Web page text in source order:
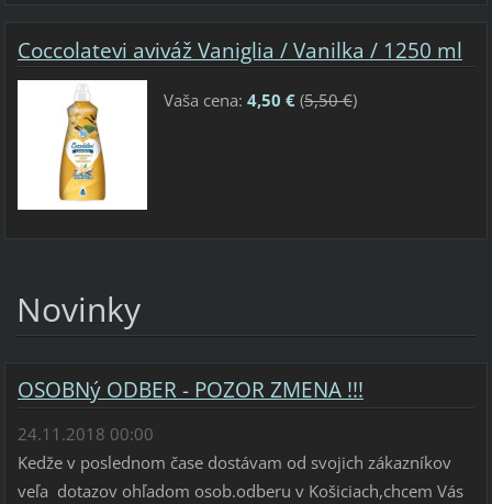
Coccolatevi aviváž Vaniglia / Vanilka / 1250 ml
Vaša cena: 4,50 €(5,50 €)
Novinky
OSOBNý ODBER - POZOR ZMENA !!!
24.11.2018 00:00
Kedže v poslednom čase dostávam od svojich zákazníkov
veľa dotazov ohľadom osob.odberu v Košiciach,chcem Vás